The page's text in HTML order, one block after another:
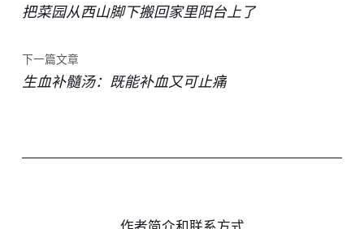
把菜园从西山脚下搬回家里阳台上了
下一篇文章
生血补髓汤：既能补血又可止痛